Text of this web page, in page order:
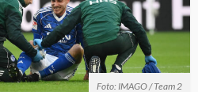
Foto: IMAGO / Team 2